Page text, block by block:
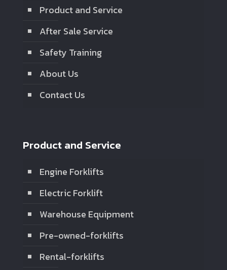
Product and Service
After Sale Service
Safety Training
About Us
Contact Us
Product and Service
Engine Forklifts
Electric Forklift
Warehouse Equipment
Pre-owned-forklifts
Rental-forklifts